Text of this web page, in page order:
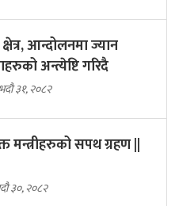
आन्दोलनमा ज्यान
अन्त्येष्टि गरिदै
३१, २०८२
मन्त्रीहरुको सपथ ग्रहण ||
३०, २०८२